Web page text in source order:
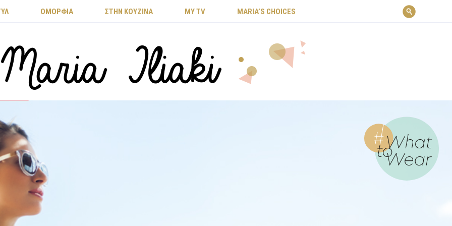
ΟΜΟΡΦΙΑ ΣΤΗΝ ΚΟΥΖΙΝΑ MY TV ΜARIA’S CHOICES